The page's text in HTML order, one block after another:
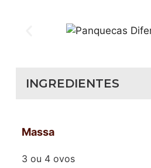
INGREDIENTES
Massa
3 ou 4 ovos